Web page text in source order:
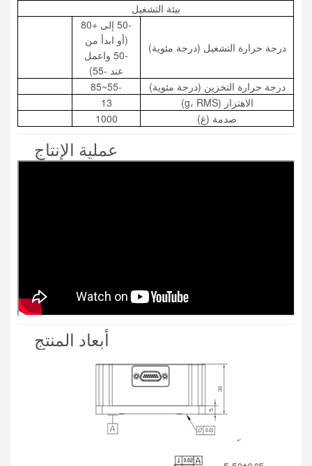
بيئة التشغيل
درجة حرارة التشغيل (درجة مئوية)
-50 إلى +80
(أو ابدأ من
-50 واعمل
عند -55)
درجة حرارة التخزين (درجة مئوية)
-55~85
الاهتزاز (g، RMS)
13
صدمة (غ)
1000
عملية الإنتاج
أبعاد المنتج